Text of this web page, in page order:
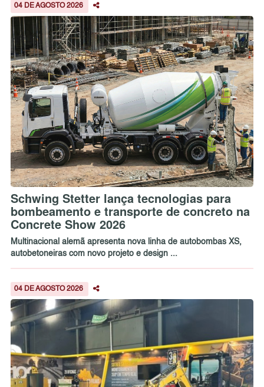
04 DE AGOSTO 2026
Schwing Stetter lança tecnologias para
bombeamento e transporte de concreto na
Concrete Show 2026
Multinacional alemã apresenta nova linha de autobombas XS,
autobetoneiras com novo projeto e design ...
04 DE AGOSTO 2026